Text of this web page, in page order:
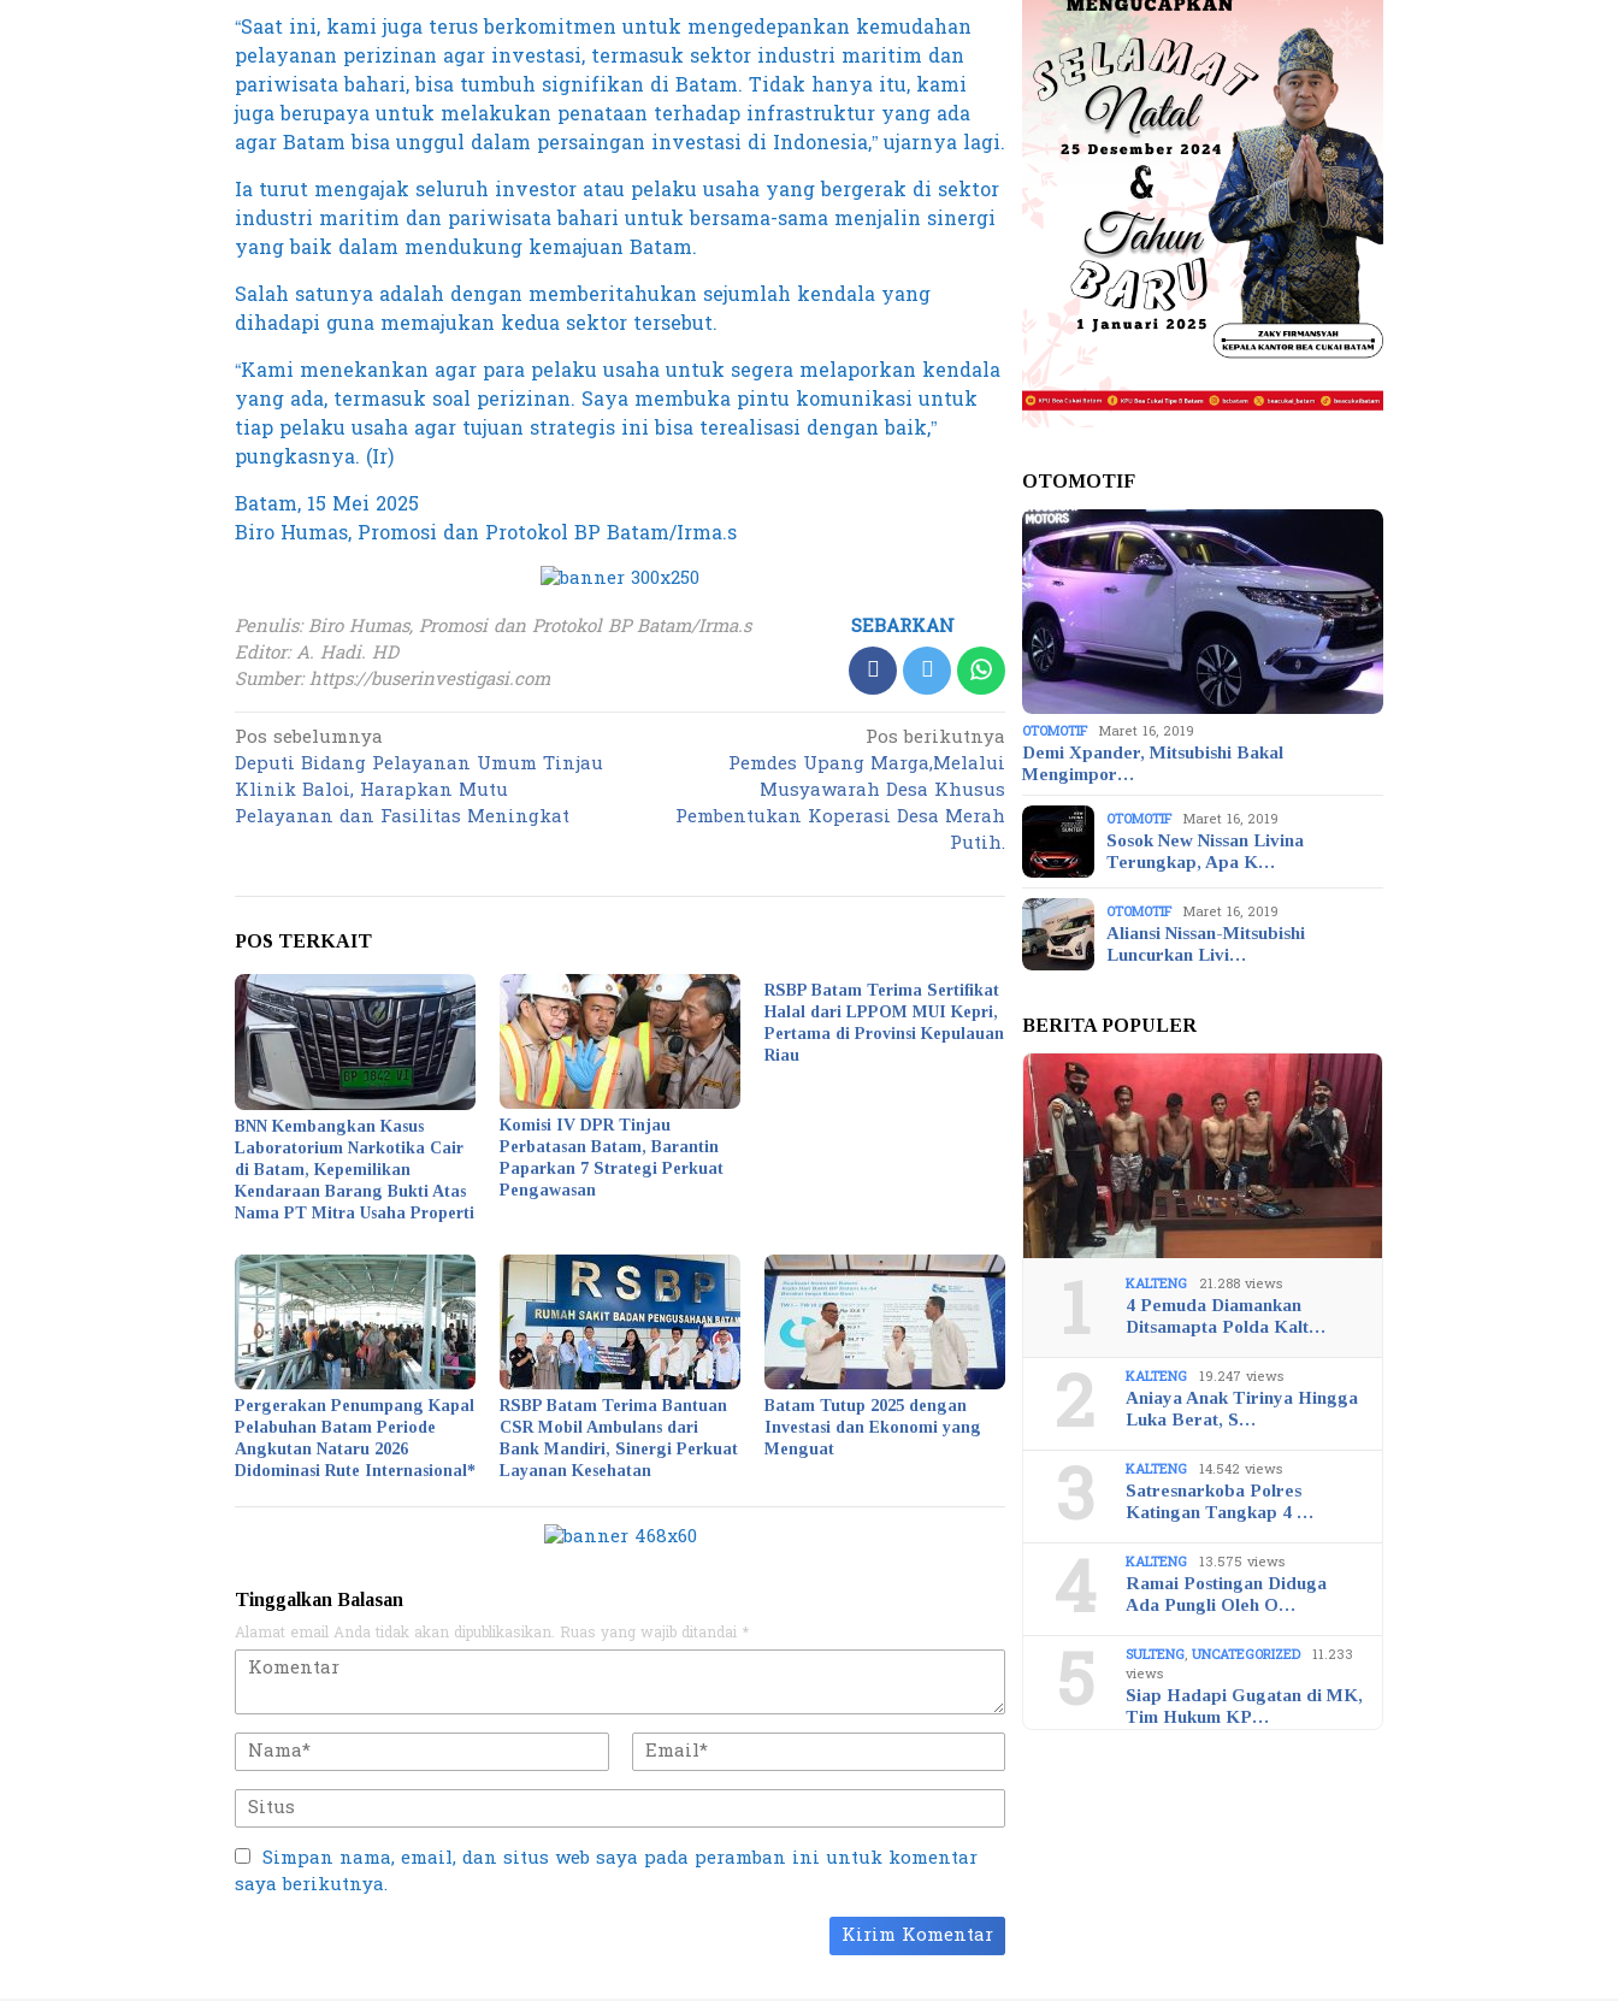
“Saat ini, kami juga terus berkomitmen untuk mengedepankan kemudahan
pelayanan perizinan agar investasi, termasuk sektor industri maritim dan
pariwisata bahari, bisa tumbuh signifikan di Batam. Tidak hanya itu, kami
juga berupaya untuk melakukan penataan terhadap infrastruktur yang ada
agar Batam bisa unggul dalam persaingan investasi di Indonesia,” ujarnya lagi.
Ia turut mengajak seluruh investor atau pelaku usaha yang bergerak di sektor
industri maritim dan pariwisata bahari untuk bersama-sama menjalin sinergi
yang baik dalam mendukung kemajuan Batam.
Salah satunya adalah dengan memberitahukan sejumlah kendala yang
dihadapi guna memajukan kedua sektor tersebut.
“Kami menekankan agar para pelaku usaha untuk segera melaporkan kendala
yang ada, termasuk soal perizinan. Saya membuka pintu komunikasi untuk
tiap pelaku usaha agar tujuan strategis ini bisa terealisasi dengan baik,”
pungkasnya. (Ir)
Batam, 15 Mei 2025
Biro Humas, Promosi dan Protokol BP Batam/Irma.s
Penulis: Biro Humas, Promosi dan Protokol BP Batam/Irma.s
Editor: A. Hadi. HD
Sumber:https://buserinvestigasi.com
SEBARKAN
Navigasi
pos
Pos sebelumnya
Deputi Bidang Pelayanan Umum Tinjau
Klinik Baloi, Harapkan Mutu
Pelayanan dan Fasilitas Meningkat
Pos berikutnya
Pemdes Upang Marga,Melalui
Musyawarah Desa Khusus
Pembentukan Koperasi Desa Merah
Putih.
POS TERKAIT
BNN Kembangkan Kasus
Laboratorium Narkotika Cair
di Batam, Kepemilikan
Kendaraan Barang Bukti Atas
Nama PT Mitra Usaha Properti
Komisi IV DPR Tinjau
Perbatasan Batam, Barantin
Paparkan 7 Strategi Perkuat
Pengawasan
RSBP Batam Terima Sertifikat
Halal dari LPPOM MUI Kepri,
Pertama di Provinsi Kepulauan
Riau
Pergerakan Penumpang Kapal
Pelabuhan Batam Periode
Angkutan Nataru 2026
Didominasi Rute Internasional*
RSBP Batam Terima Bantuan
CSR Mobil Ambulans dari
Bank Mandiri, Sinergi Perkuat
Layanan Kesehatan
Batam Tutup 2025 dengan
Investasi dan Ekonomi yang
Menguat
Tinggalkan Balasan
Alamat email Anda tidak akan dipublikasikan. Ruas yang wajib ditandai *
Simpan nama, email, dan situs web saya pada peramban ini untuk komentar
saya berikutnya.
OTOMOTIF
OTOMOTIF Maret 16, 2019
Demi Xpander, Mitsubishi Bakal
Mengimpor…
OTOMOTIF Maret 16, 2019
Sosok New Nissan Livina
Terungkap, Apa K…
OTOMOTIF Maret 16, 2019
Aliansi Nissan-Mitsubishi
Luncurkan Livi…
BERITA POPULER
1 KALTENG 21.288 views
4 Pemuda Diamankan
Ditsamapta Polda Kalt…
2 KALTENG 19.247 views
Aniaya Anak Tirinya Hingga
Luka Berat, S…
3 KALTENG 14.542 views
Satresnarkoba Polres
Katingan Tangkap 4 …
4 KALTENG 13.575 views
Ramai Postingan Diduga
Ada Pungli Oleh O…
5 SULTENG,UNCATEGORIZED 11.233
views
Siap Hadapi Gugatan di MK,
Tim Hukum KP…